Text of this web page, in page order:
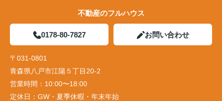
不動産のフルハウス
0178-80-7827 お問い合わせ
〒031-0801
青森県八戸市江陽５丁目20-2
営業時間： 10:00〜18:00
定休日： GW・夏季休暇・年末年始